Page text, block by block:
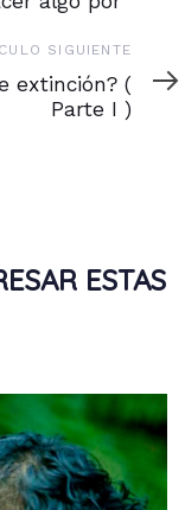
SIGUIENTE
extinción? (
Parte I )
ESTAS